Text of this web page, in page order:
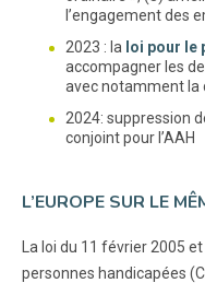
l’engagement des
2023 : la loi pour le
accompagner les
avec notamment la
2024: suppression
conjoint pour l’AAH
L’EUROPE SUR LE
La loi du 11 février 2005
personnes handicapées